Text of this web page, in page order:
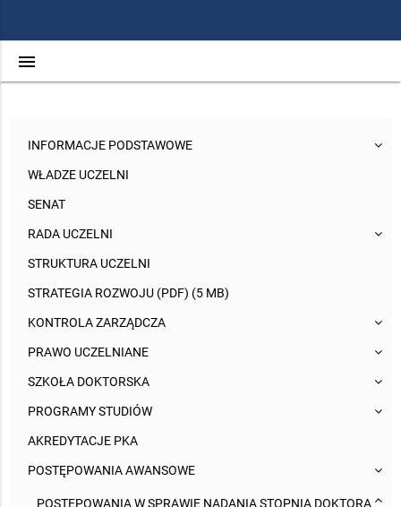
menu
INFORMACJE PODSTAWOWE
WŁADZE UCZELNI
SENAT
RADA UCZELNI
STRUKTURA UCZELNI
STRATEGIA ROZWOJU (PDF) (5 MB)
KONTROLA ZARZĄDCZA
PRAWO UCZELNIANE
SZKOŁA DOKTORSKA
PROGRAMY STUDIÓW
AKREDYTACJE PKA
POSTĘPOWANIA AWANSOWE
POSTĘPOWANIA W SPRAWIE NADANIA STOPNIA DOKTORA